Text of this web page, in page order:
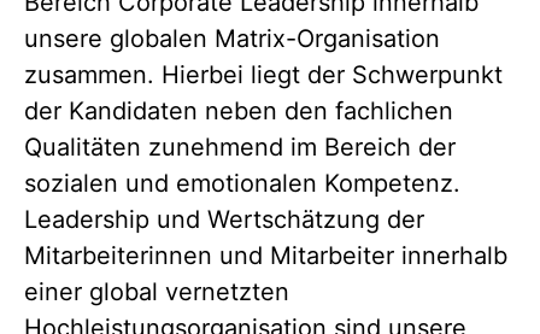
unsere globalen Matrix-Organisation
zusammen. Hierbei liegt der Schwerpunkt
der Kandidaten neben den fachlichen
Qualitäten zunehmend im Bereich der
sozialen und emotionalen Kompetenz.
Leadership und Wertschätzung der
Mitarbeiterinnen und Mitarbeiter innerhalb
einer global vernetzten
Hochleistungsorganisation sind unsere